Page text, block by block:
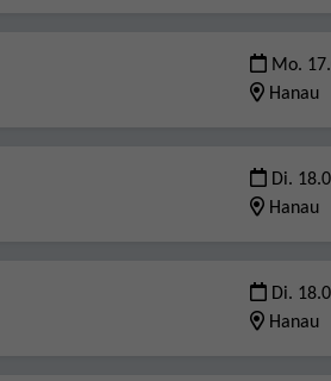
Mo.
Hanau
Di.
Hanau
Di.
Hanau